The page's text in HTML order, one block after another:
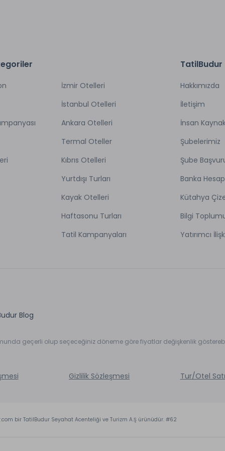
İzmir Otelleri
İstanbul Otelleri
Ankara Otelleri
Termal Oteller
Kıbrıs Otelleri
Yurtdışı Turları
Kayak Otelleri
Haftasonu Turları
Tatil Kampanyaları
TatilBudur
Hakkımızda
İletişim
İnsan
Şubelerimiz
Şube
Banka
Kütahya
Bilgi
Yatırımcı
Blog
geçerli olup seçeceğiniz döneme göre fiyatlar değişkenlik
Gizlilik Sözleşmesi Tur/Otel
bir TatilBudur Seyahat Acenteliği ve Turizm A.Ş ürünüdür. #62